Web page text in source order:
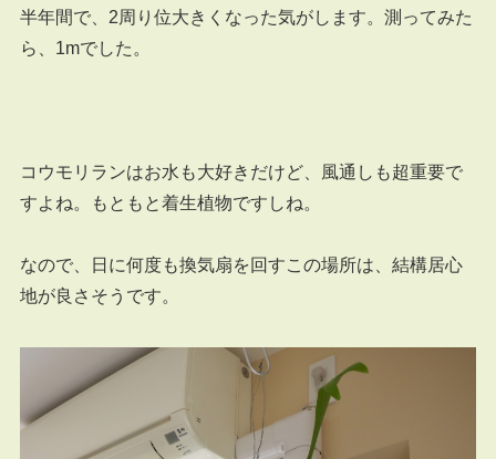
半年間で、2周り位大きくなった気がします。測ってみた
ら、1mでした。
コウモリランはお水も大好きだけど、風通しも超重要で
すよね。もともと着生植物ですしね。
なので、日に何度も換気扇を回すこの場所は、結構居心
地が良さそうです。